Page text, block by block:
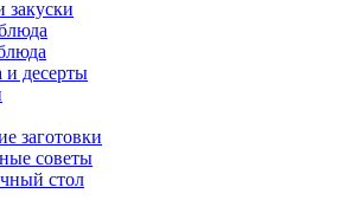
закуски
десерты
заготовки
советы
стол